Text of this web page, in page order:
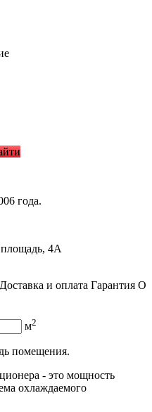
года.
4А
Доставка и оплата Гарантия О
м2
помещения.
- это мощность
охлаждаемого